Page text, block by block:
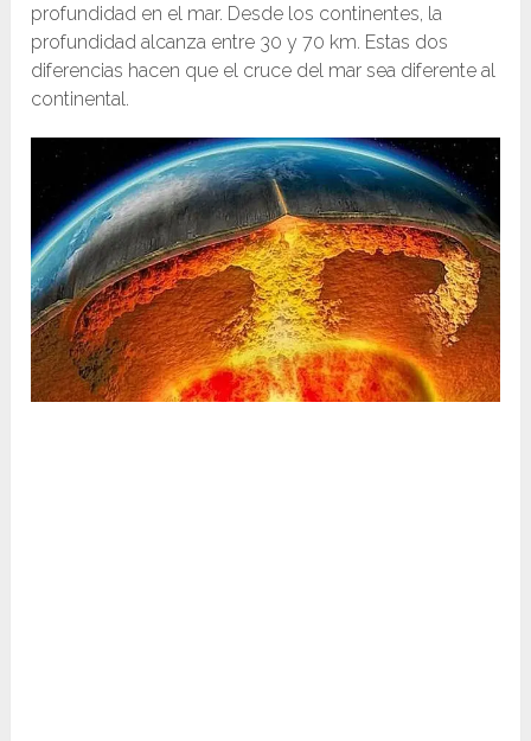
profundidad en el mar. Desde los continentes, la
profundidad alcanza entre 30 y 70 km. Estas dos
diferencias hacen que el cruce del mar sea diferente al
continental.